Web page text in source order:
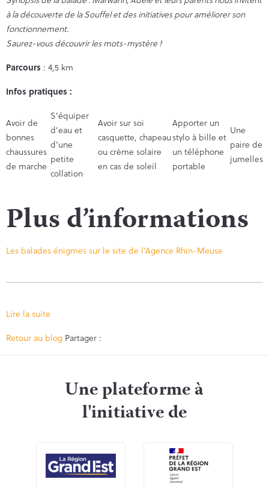
à la découverte de la Souffel et des initiatives pour améliorer son
fonctionnement.
Saurez-vous découvrir les mots-mystère !
Parcours : 4,5 km
Infos pratiques :
Avoir de
bonnes
chaussures
de marche
S’équiper
d’eau et
d’une
petite
collation
Avoir sur soi
casquette, chapeau
ou crème solaire
en cas de soleil
Apporter un
stylo à bille et
un téléphone
portable
Une
paire de
jumelles
Plus d’informations
Les balades énigmes sur le site de l’Agence Rhin-Meuse
Lire la suite
Retour au blog Partager :
Une plateforme à
l'initiative de